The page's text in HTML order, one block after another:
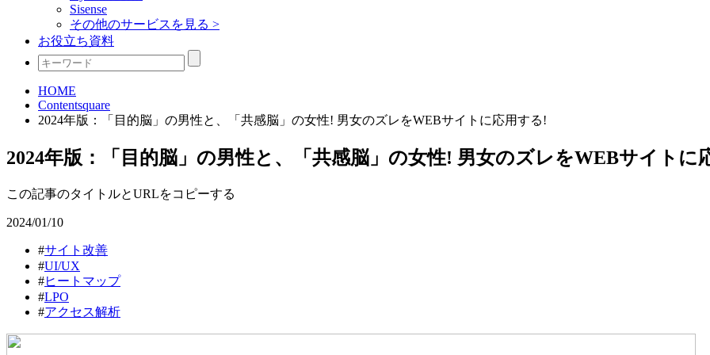
Sisense
その他のサービスを見る >
お役立ち資料
HOME
Contentsquare
2024年版：「目的脳」の男性と、「共感脳」の女性! 男女のズレをWEBサイトに応用する!
2024年版：「目的脳」の男性と、「共感脳」の女性! 男女のズレをWEBサイトに
この記事のタイトルとURLをコピーする
2024/01/10
#サイト改善
#UI/UX
#ヒートマップ
#LPO
#アクセス解析